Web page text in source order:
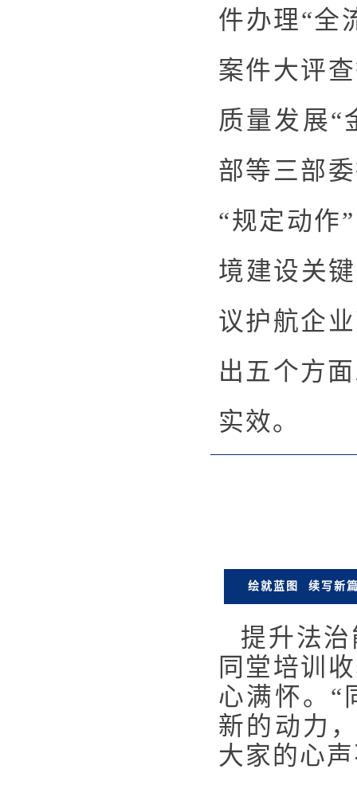
件办理“全
案件大评
质量发展“
部等三部
“规定动作
境建设关
议护航企
出五个方
实效。
绘就蓝图 续写新
提升法
同堂培训
心满怀。“
新的动力
大家的心